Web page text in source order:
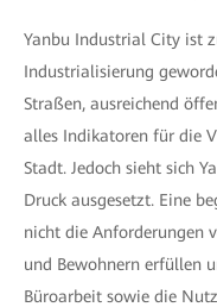
Yanbu Industrial City ist
Industrialisierung
Straßen, ausreichend
alles Indikatoren für die
Stadt. Jedoch sieht sich
Druck ausgesetzt. Eine
nicht die Anforderungen
und Bewohnern erfüllen
Büroarbeit sowie die